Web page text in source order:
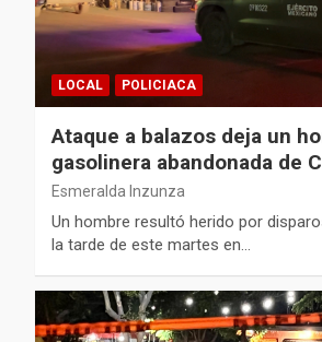
LOCAL POLICIACA
Ataque a balazos deja un
gasolinera abandonada de
Esmeralda Inzunza
Un hombre resultó herido por
la tarde de este martes en…